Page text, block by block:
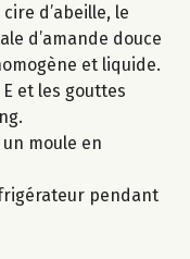
d’abeille, le
d’amande douce
et liquide.
et les gouttes
moule en
pendant